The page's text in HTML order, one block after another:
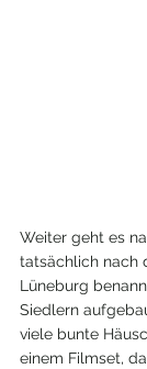
Weiter geht es
tatsächlich nach
Lüneburg
Siedlern
viele bunte
einem Filmset,